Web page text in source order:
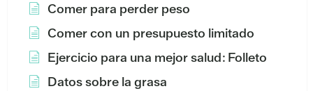
Comer para perder peso
Comer con un presupuesto limitado
Ejercicio para una mejor salud: Folleto
Datos sobre la grasa